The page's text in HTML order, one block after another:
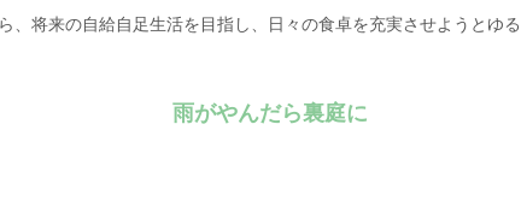
、将来の自給自足生活を目指し、日々の食卓を充実させようとゆ
雨がやんだら裏庭に